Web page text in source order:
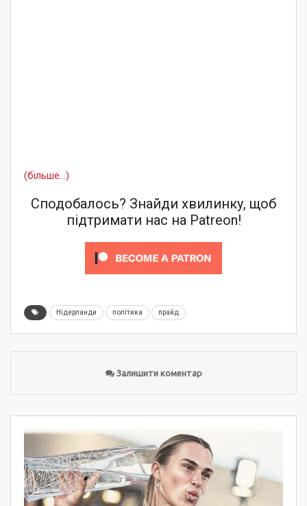
(більше…)
Сподобалось? Знайди хвилинку, щоб
підтримати нас на Patreon!
Нідерланди політика прайд
Залишити коментар